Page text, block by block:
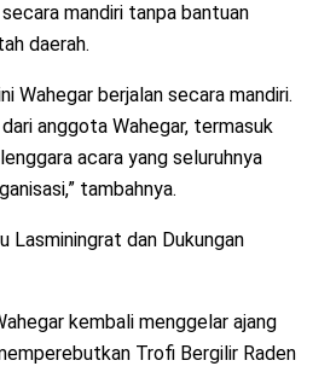
mandiri tanpa bantuan
daerah.
Wahegar berjalan secara mandiri.
anggota Wahegar, termasuk
acara yang seluruhnya
tambahnya.
Lasminingrat dan Dukungan
kembali menggelar ajang
Trofi Bergilir Raden